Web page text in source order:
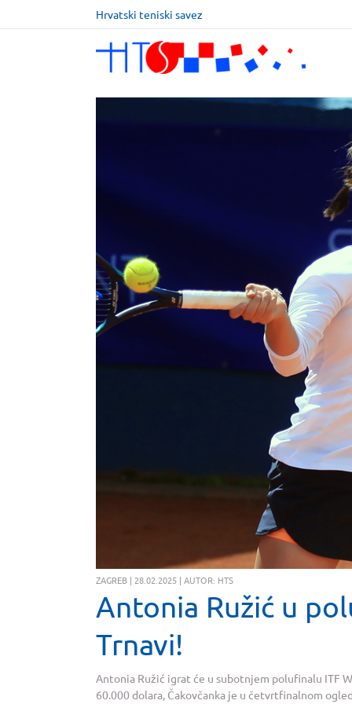
Hrvatski teniski savez
ZAGREB | 28.02.2025 | AUTOR: HTS
Antonia Ružić u
Trnavi!
Antonia Ružić igrat će u subotnjem polufinalu ITF
60.000 dolara, Čakovčanka je u četvrtfinalnom